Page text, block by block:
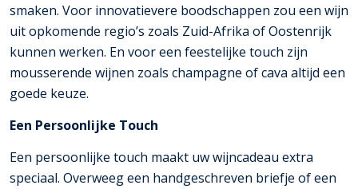
smaken. Voor innovatievere boodschappen zou een wijn
uit opkomende regio’s zoals Zuid-Afrika of Oostenrijk
kunnen werken. En voor een feestelijke touch zijn
mousserende wijnen zoals champagne of cava altijd een
goede keuze.
Een Persoonlijke Touch
Een persoonlijke touch maakt uw wijncadeau extra
speciaal. Overweeg een handgeschreven briefje of een